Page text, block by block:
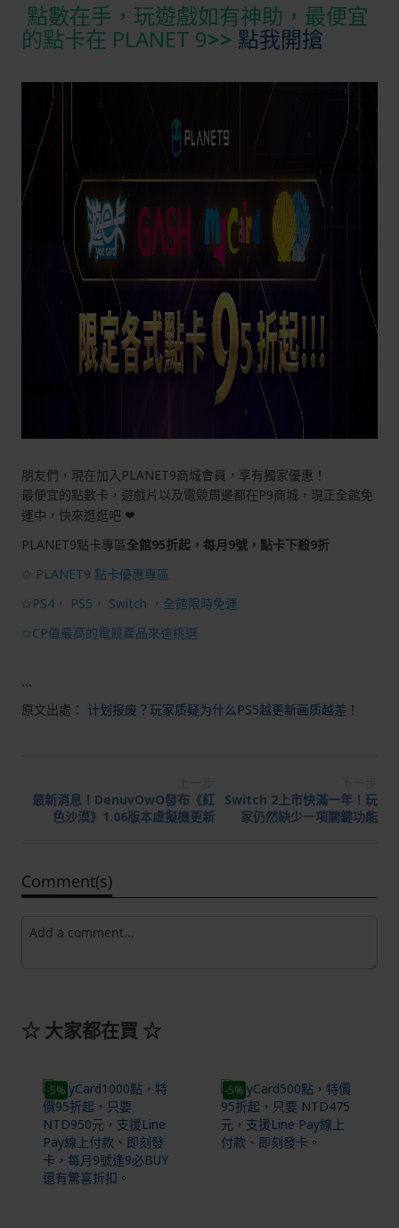
點數在手，玩遊戲如有神助，最便宜
的點卡在 PLANET 9>> 點我開搶
朋友們，現在加入PLANET9商城會員，享有獨家優惠！
最便宜的點數卡，遊戲片以及電競周邊都在P9商城，現正全館免
運中，快來逛逛吧 ❤
PLANET9點卡專區全館95折起，每月9號，點卡下殺9折
✩ PLANET9 點卡優惠專區
✩PS4， PS5， Switch ，全館限時免運
✩CP值最高的電競產品來這挑選
```
原文出處： 计划报废？玩家质疑为什么PS5越更新画质越差！
最新消息！DenuvOwO發布《紅
色沙漠》1.06版本虛擬機更新
Switch 2上市快滿一年！玩
家仍然缺少一項關鍵功能
Comment(s)
☆ 大家都在買 ☆
-5% -5%